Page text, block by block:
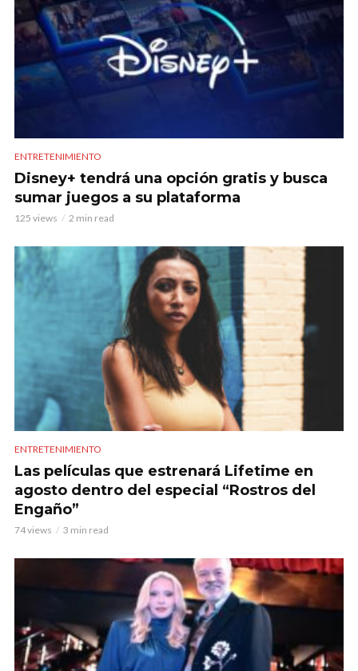
ENTRETENIMIENTO
Disney+ tendrá una opción gratis y busca
sumar juegos a su plataforma
125 views 2 min read
ENTRETENIMIENTO
Las películas que estrenará Lifetime en
agosto dentro del especial “Rostros del
Engaño”
74 views 3 min read